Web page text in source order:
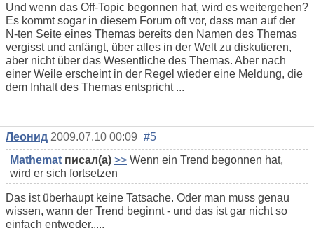
Und wenn das Off-Topic begonnen hat, wird es weitergehen?
Es kommt sogar in diesem Forum oft vor, dass man auf der
N-ten Seite eines Themas bereits den Namen des Themas
vergisst und anfängt, über alles in der Welt zu diskutieren,
aber nicht über das Wesentliche des Themas. Aber nach
einer Weile erscheint in der Regel wieder eine Meldung, die
dem Inhalt des Themas entspricht ...
Леонид 2009.07.10 00:09 #5
Mathemat писал(а) >> Wenn ein Trend begonnen hat,
wird er sich fortsetzen
Das ist überhaupt keine Tatsache. Oder man muss genau
wissen, wann der Trend beginnt - und das ist gar nicht so
einfach entweder.....